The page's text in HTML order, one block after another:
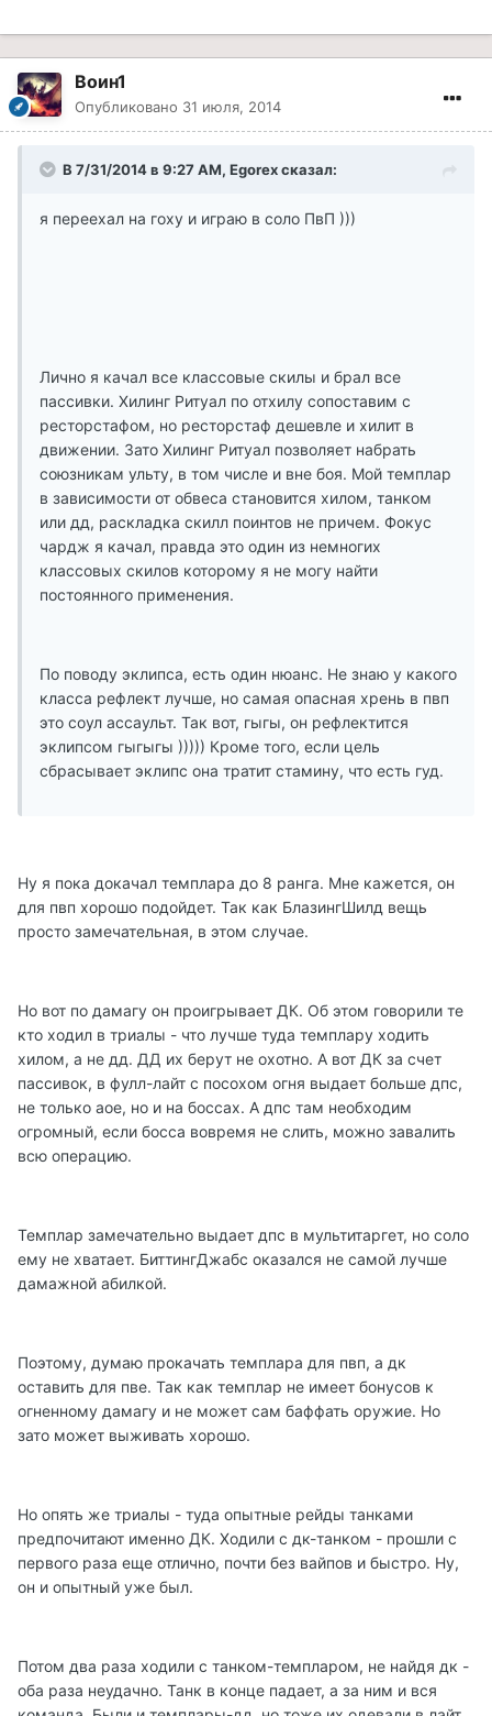
Воин1
Опубликовано 31 июля, 2014
В 7/31/2014 в 9:27 AM, Egorex сказал:
я переехал на гоху и играю в соло ПвП )))
Лично я качал все классовые скилы и брал все
пассивки. Хилинг Ритуал по отхилу сопоставим с
ресторстафом, но ресторстаф дешевле и хилит в
движении. Зато Хилинг Ритуал позволяет набрать
союзникам ульту, в том числе и вне боя. Мой темплар
в зависимости от обвеса становится хилом, танком
или дд, раскладка скилл поинтов не причем. Фокус
чардж я качал, правда это один из немногих
классовых скилов которому я не могу найти
постоянного применения.
По поводу эклипса, есть один нюанс. Не знаю у какого
класса рефлект лучше, но самая опасная хрень в пвп
это соул ассаульт. Так вот, гыгы, он рефлектится
эклипсом гыгыгы ))))) Кроме того, если цель
сбрасывает эклипс она тратит стамину, что есть гуд.
Ну я пока докачал темплара до 8 ранга. Мне кажется, он
для пвп хорошо подойдет. Так как БлазингШилд вещь
просто замечательная, в этом случае.
Но вот по дамагу он проигрывает ДК. Об этом говорили те
кто ходил в триалы - что лучше туда темплару ходить
хилом, а не дд. ДД их берут не охотно. А вот ДК за счет
пассивок, в фулл-лайт с посохом огня выдает больше дпс,
не только аое, но и на боссах. А дпс там необходим
огромный, если босса вовремя не слить, можно завалить
всю операцию.
Темплар замечательно выдает дпс в мультитаргет, но соло
ему не хватает. БиттингДжабс оказался не самой лучше
дамажной абилкой.
Поэтому, думаю прокачать темплара для пвп, а дк
оставить для пве. Так как темплар не имеет бонусов к
огненному дамагу и не может сам баффать оружие. Но
зато может выживать хорошо.
Но опять же триалы - туда опытные рейды танками
предпочитают именно ДК. Ходили с дк-танком - прошли с
первого раза еще отлично, почти без вайпов и быстро. Ну,
он и опытный уже был.
Потом два раза ходили с танком-темпларом, не найдя дк -
оба раза неудачно. Танк в конце падает, а за ним и вся